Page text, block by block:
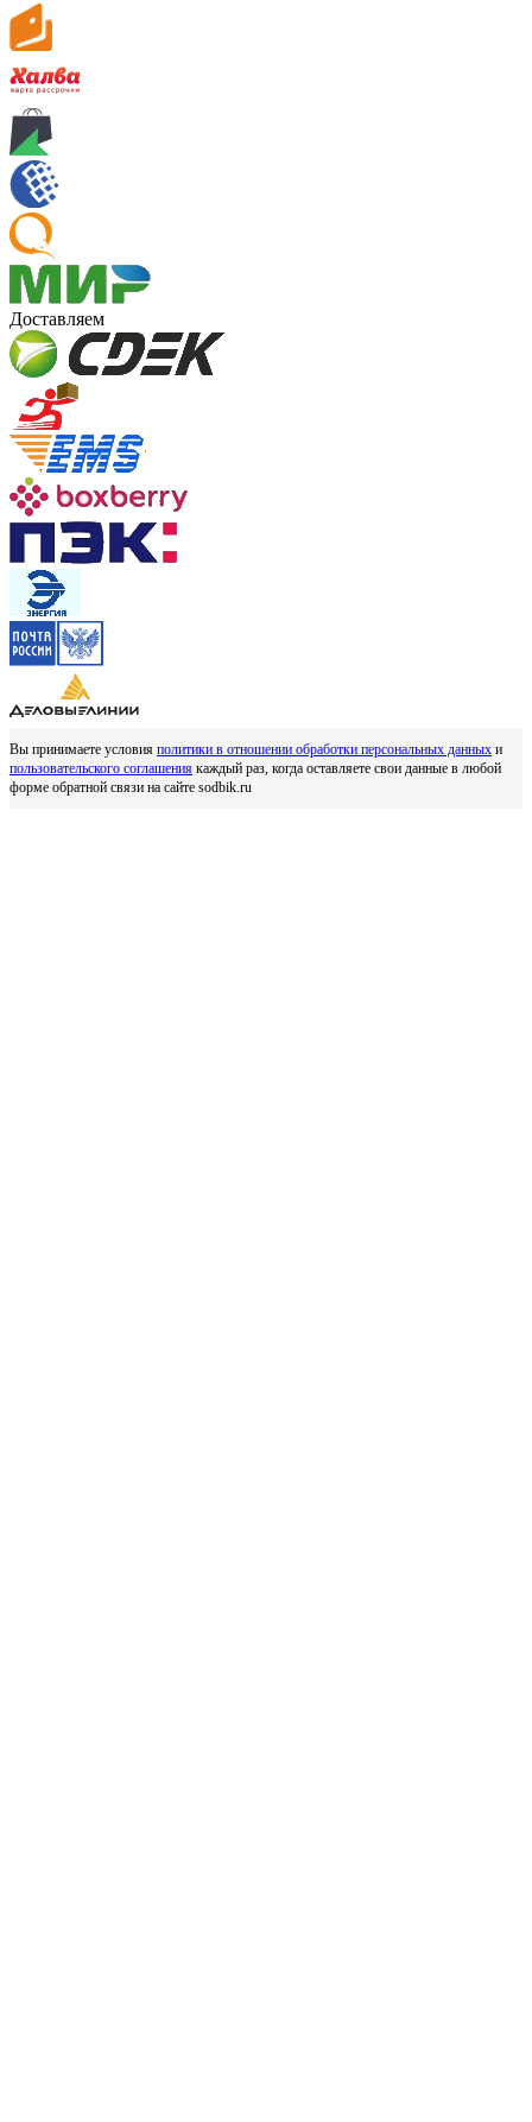
Доставляем
Вы принимаете условия политики в отношении обработки персональных данных и
пользовательского соглашения каждый раз, когда оставляете свои данные в любой
форме обратной связи на сайте sodbik.ru